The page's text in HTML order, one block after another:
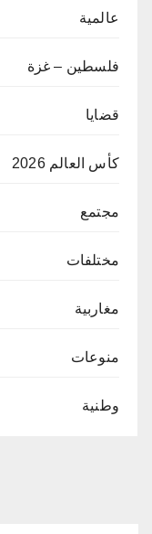
عالمية
فلسطين – غزة
قضايا
كأس العالم 2026
مجتمع
مختلفات
مغاربية
منوعات
وطنية